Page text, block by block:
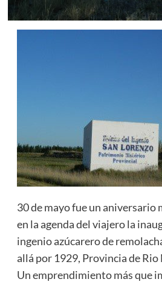
30 de mayo fue un aniversario
en la agenda del viajero la
ingenio azúcarero de
allá por 1929, Provincia de Rio
Un emprendimiento más que